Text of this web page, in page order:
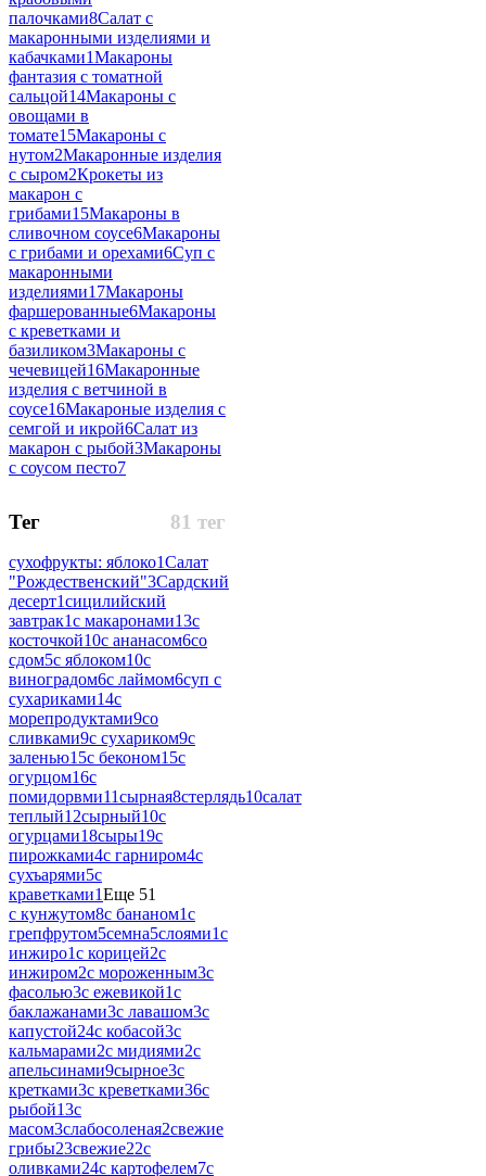
палочками8Салат с
макаронными изделиями и
кабачками1Макароны
фантазия с томатной
сальцой14Макароны с
овощами в
томате15Макароны с
нутом2Макаронные изделия
с сыром2Крокеты из
макарон с
грибами15Макароны в
сливочном соусе6Макароны
с грибами и орехами6Суп с
макаронными
изделиями17Макароны
фаршерованные6Макароны
с креветками и
базиликом3Макароны с
чечевицей16Макаронные
изделия с ветчиной в
соусе16Макароные изделия с
семгой и икрой6Салат из
макарон с рыбой3Макароны
с соусом песто7
81 тег
Тег
сухофрукты: яблоко1Салат
"Рождественский"3Сардский
десерт1сицилийский
завтрак1с макаронами13с
косточкой10с ананасом6со
сдом5с яблоком10с
виноградом6с лаймом6суп с
сухариками14с
морепродуктами9со
сливками9с сухариком9с
заленью15с беконом15с
огурцом16с
помидорвми11сырная8стерлядь10салат
теплый12сырный10с
огурцами18сыры19с
пирожками4с гарниром4с
сухъарями5с
краветками1Еще 51
с кунжутом8с бананом1с
грепфрутом5семна5слоями1с
инжиро1с корицей2с
инжиром2с мороженным3с
фасолью3с ежевикой1с
баклажанами3с лавашом3с
капустой24с кобасой3с
кальмарами2с мидиями2с
апельсинами9сырное3с
кретками3с креветками36с
рыбой13с
масом3слабосоленая2свежие
грибы23свежие22с
оливками24с картофелем7с